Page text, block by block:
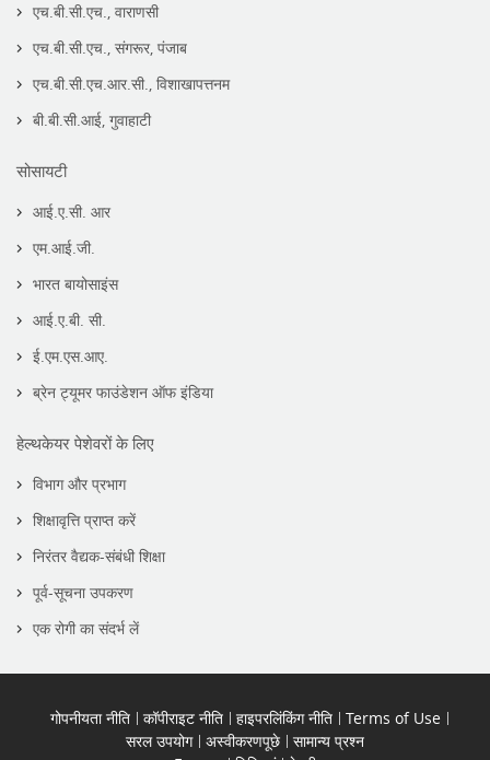
एच.बी.सी.एच., वाराणसी
एच.बी.सी.एच., संगरूर, पंजाब
एच.बी.सी.एच.आर.सी., विशाखापत्तनम
बी.बी.सी.आई, गुवाहाटी
सोसायटी
आई.ए.सी. आर
एम.आई.जी.
भारत बायोसाइंस
आई.ए.बी. सी.
ई.एम.एस.आए.
ब्रेन ट्यूमर फाउंडेशन ऑफ इंडिया
हेल्थकेयर पेशेवरों के लिए
विभाग और प्रभाग
शिक्षावृत्ति प्राप्त करें
निरंतर वैद्यक-संबंधी शिक्षा
पूर्व-सूचना उपकरण
एक रोगी का संदर्भ लें
गोपनीयता नीति कॉपीराइट नीति हाइपरलिंकिंग नीति
Terms of Use
सरल उपयोग
अस्वीकरणपूछे
सामान्य प्रश्न